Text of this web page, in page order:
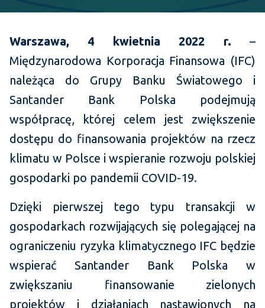
Warszawa, 4 kwietnia 2022 r. –
Międzynarodowa Korporacja Finansowa (IFC)
należąca do Grupy Banku Światowego i
Santander Bank Polska podejmują
współpracę, której celem jest zwiększenie
dostępu do finansowania projektów na rzecz
klimatu w Polsce i wspieranie rozwoju polskiej
gospodarki po pandemii COVID-19.
Dzięki pierwszej tego typu transakcji w
gospodarkach rozwijających się polegającej na
ograniczeniu ryzyka klimatycznego IFC będzie
wspierać Santander Bank Polska w
zwiększaniu finansowanie zielonych
projektów i działaniach nastawionych na